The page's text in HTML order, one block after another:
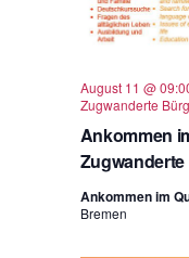
Ankommen
August 11 @
Zugwanderte
Ankommen im
Bremen